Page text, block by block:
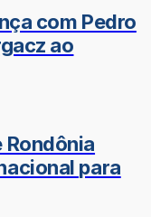
com Pedro
ao
para